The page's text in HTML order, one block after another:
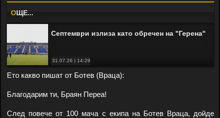
OЩЕ...
31.07.26 | 14:29
Септември излиза като обречен на "Герена"
Ето какво пишат от Ботев (Враца):
Благодарим ти, Браян Переа!
След повече от 100 мача с екипа на Ботев Враца, дойде